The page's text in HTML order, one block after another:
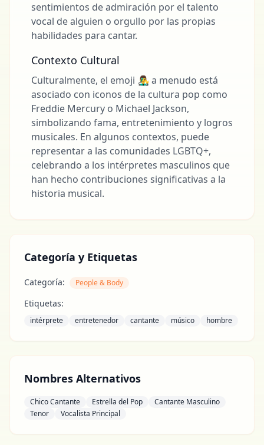
sentimientos de admiración por el talento
vocal de alguien o orgullo por las propias
habilidades para cantar.
Contexto Cultural
Culturalmente, el emoji 👨‍🎤 a menudo está
asociado con iconos de la cultura pop como
Freddie Mercury o Michael Jackson,
simbolizando fama, entretenimiento y logros
musicales. En algunos contextos, puede
representar a las comunidades LGBTQ+,
celebrando a los intérpretes masculinos que
han hecho contribuciones significativas a la
historia musical.
Categoría y Etiquetas
Categoría: People & Body
Etiquetas:
intérprete entretenedor cantante músico hombre
Nombres Alternativos
Chico Cantante Estrella del Pop
Cantante Masculino
Tenor
Vocalista Principal